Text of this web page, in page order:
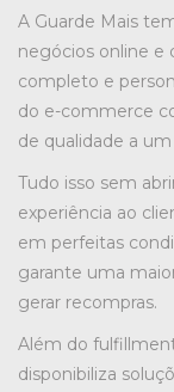
A Guarde Mais
negócios online e
completo e
do e-commerce
de qualidade a
Tudo isso sem
experiência ao
em perfeitas
garante uma
gerar recompras.
Além do
disponibiliza